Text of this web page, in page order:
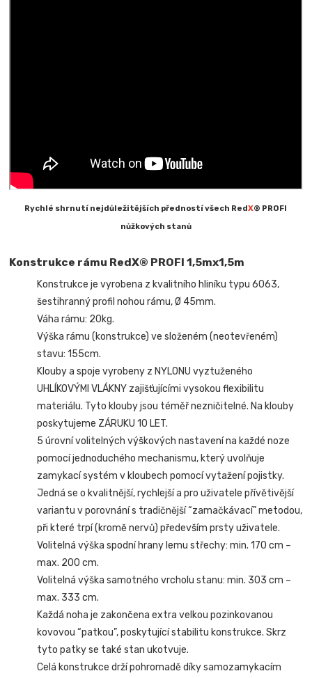
Rychlé shrnutí nejdůležitějších předností všech RedX® PROFI
nůžkových stanů
Konstrukce rámu RedX® PROFI 1,5mx1,5m
Konstrukce je vyrobena z kvalitního hliníku typu 6063,
šestihranný profil nohou rámu, Ø 45mm.
Váha rámu: 20kg.
Výška rámu (konstrukce) ve složeném (neotevřeném)
stavu: 155cm.
Klouby a spoje vyrobeny z NYLONU vyztuženého
UHLÍKOVÝMI VLÁKNY zajišťujícími vysokou flexibilitu
materiálu. Tyto klouby jsou téměř nezničitelné. Na klouby
poskytujeme ZÁRUKU 10 LET.
5 úrovní volitelných výškových nastavení na každé noze
pomocí jednoduchého mechanismu, který uvolňuje
zamykací systém v kloubech pomocí vytažení pojistky.
Jedná se o kvalitnější, rychlejší a pro uživatele přívětivější
variantu v porovnání s tradičnější “zamačkávací” metodou,
při které trpí (kromě nervů) především prsty uživatele.
Volitelná výška spodní hrany lemu střechy: min. 170 cm –
max. 200 cm.
Volitelná výška samotného vrcholu stanu: min. 303 cm –
max. 333 cm.
Každá noha je zakončena extra velkou pozinkovanou
kovovou “patkou”, poskytující stabilitu konstrukce. Skrz
tyto patky se také stan ukotvuje.
Celá konstrukce drží pohromadě díky samozamykacím